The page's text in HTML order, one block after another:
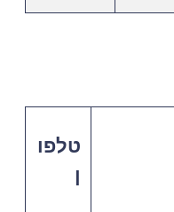
טלפו
ן